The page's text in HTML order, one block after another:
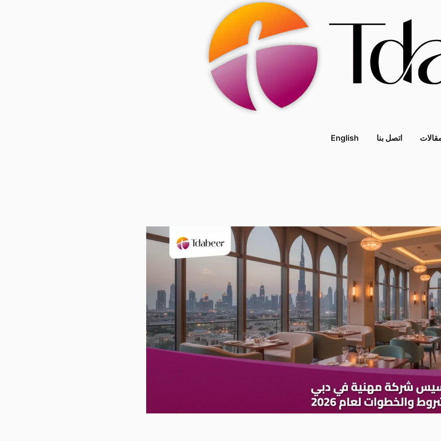
اتصل بنا English